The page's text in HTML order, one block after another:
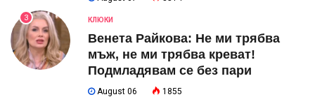
3 КЛЮКИ
Венета Райкова: Не ми трябва
мъж, не ми трябва креват!
Подмладявам се без пари
August 06 1855